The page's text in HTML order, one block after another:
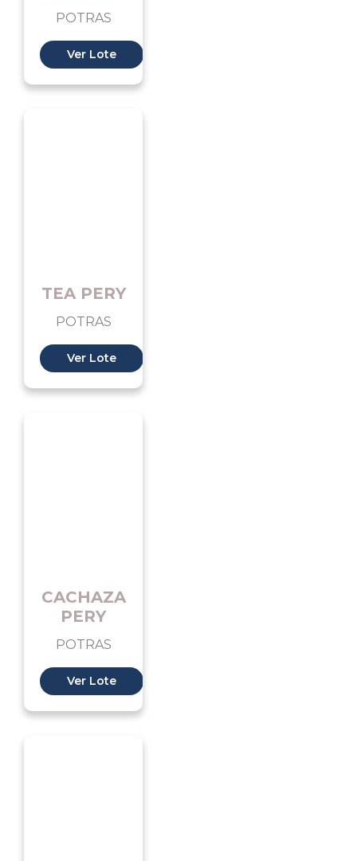
POTRAS
Ver Lote
TEA PERY
POTRAS
Ver Lote
CACHAZA
PERY
POTRAS
Ver Lote